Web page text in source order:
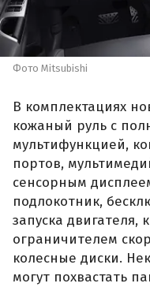
Фото Mitsubishi
В комплектациях
кожаный руль с
мультифункцией,
портов,
сенсорным
подлокотник,
запуска двигателя,
ограничителем
колесные диски.
могут похвастать